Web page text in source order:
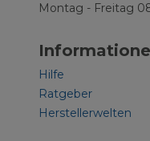
Montag - Freitag
Hilfe
Ratgeber
Herstellerwelten